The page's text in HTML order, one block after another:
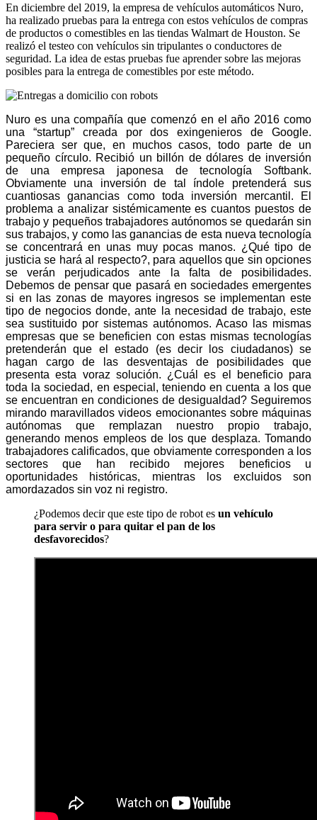
En diciembre del 2019, la empresa de vehículos automáticos Nuro,
ha realizado pruebas para la entrega con estos vehículos de compras
de productos o comestibles en las tiendas Walmart de Houston. Se
realizó el testeo con vehículos sin tripulantes o conductores de
seguridad. La idea de estas pruebas fue aprender sobre las mejoras
posibles para la entrega de comestibles por este método.
Nuro es una compañía que comenzó en el año 2016 como
una “startup” creada por dos exingenieros de Google.
Pareciera ser que, en muchos casos, todo parte de un
pequeño círculo. Recibió un billón de dólares de inversión
de una empresa japonesa de tecnología Softbank.
Obviamente una inversión de tal índole pretenderá sus
cuantiosas ganancias como toda inversión mercantil. El
problema a analizar sistémicamente es cuantos puestos de
trabajo y pequeños trabajadores autónomos se quedarán sin
sus trabajos, y como las ganancias de esta nueva tecnología
se concentrará en unas muy pocas manos. ¿Qué tipo de
justicia se hará al respecto?, para aquellos que sin opciones
se verán perjudicados ante la falta de posibilidades.
Debemos de pensar que pasará en sociedades emergentes
si en las zonas de mayores ingresos se implementan este
tipo de negocios donde, ante la necesidad de trabajo, este
sea sustituido por sistemas autónomos. Acaso las mismas
empresas que se beneficien con estas mismas tecnologías
pretenderán que el estado (es decir los ciudadanos) se
hagan cargo de las desventajas de posibilidades que
presenta esta voraz solución. ¿Cuál es el beneficio para
toda la sociedad, en especial, teniendo en cuenta a los que
se encuentran en condiciones de desigualdad? Seguiremos
mirando maravillados videos emocionantes sobre máquinas
autónomas que remplazan nuestro propio trabajo,
generando menos empleos de los que desplaza. Tomando
trabajadores calificados, que obviamente corresponden a los
sectores que han recibido mejores beneficios u
oportunidades históricas, mientras los excluidos son
amordazados sin voz ni registro.
¿Podemos decir que este tipo de robot es un vehículo
para servir o para quitar el pan de los
desfavorecidos?